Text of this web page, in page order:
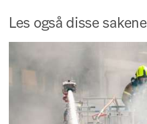
Les også disse sakene